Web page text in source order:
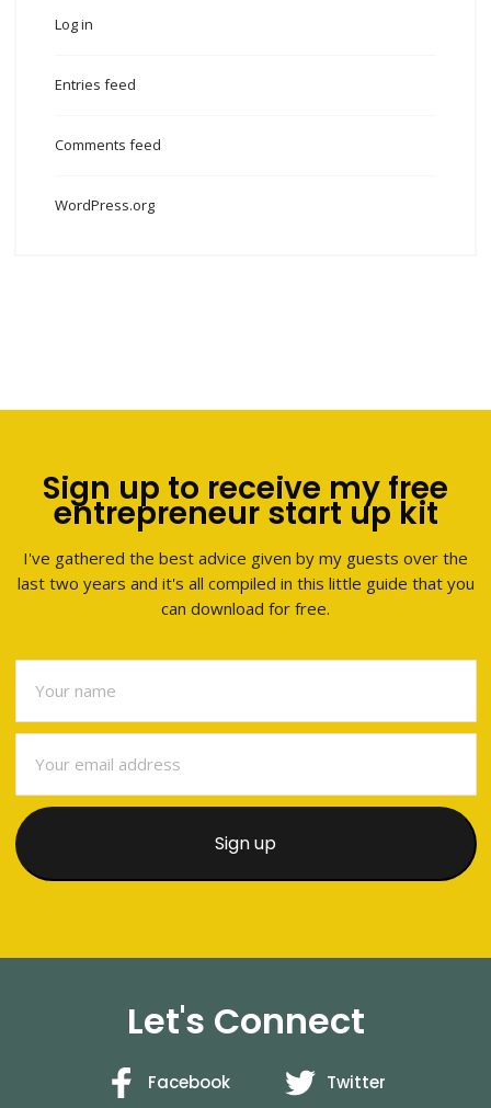
Log in
Entries feed
Comments feed
WordPress.org
Sign up to receive my free
entrepreneur start up kit
I've gathered the best advice given by my guests over the
last two years and it's all compiled in this little guide that you
can download for free.
Let's Connect
Facebook Twitter